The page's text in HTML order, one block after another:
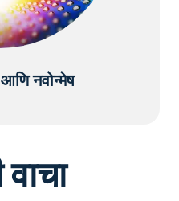
नवोन्मेष